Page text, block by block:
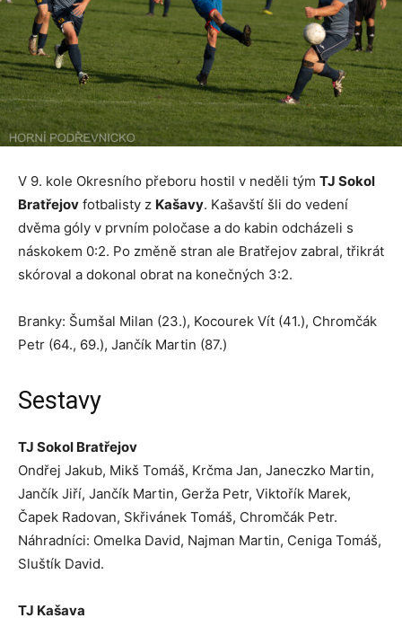
V 9. kole Okresního přeboru hostil v neděli tým TJ Sokol
Bratřejov fotbalisty z Kašavy. Kašavští šli do vedení
dvěma góly v prvním poločase a do kabin odcházeli s
náskokem 0:2. Po změně stran ale Bratřejov zabral, třikrát
skóroval a dokonal obrat na konečných 3:2.
Branky: Šumšal Milan (23.), Kocourek Vít (41.), Chromčák
Petr (64., 69.), Jančík Martin (87.)
Sestavy
TJ Sokol Bratřejov
Ondřej Jakub, Mikš Tomáš, Krčma Jan, Janeczko Martin,
Jančík Jiří, Jančík Martin, Gerža Petr, Viktořík Marek,
Čapek Radovan, Skřivánek Tomáš, Chromčák Petr.
Náhradníci: Omelka David, Najman Martin, Ceniga Tomáš,
Sluštík David.
TJ Kašava